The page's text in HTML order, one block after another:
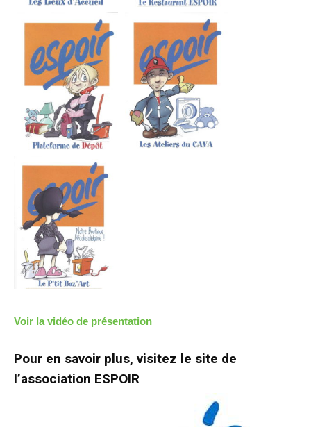
Voir la vidéo de présentation
Pour en savoir plus, visitez le site de
l’association ESPOIR